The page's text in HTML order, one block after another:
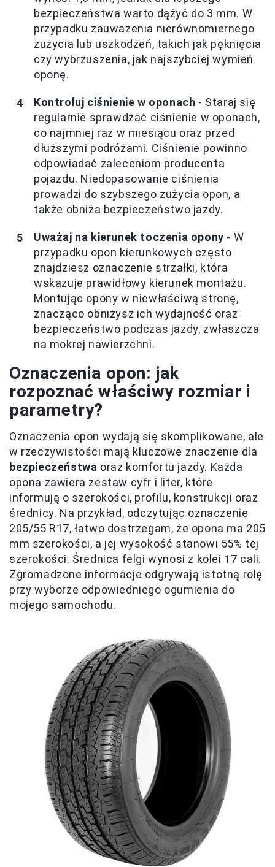
bezpieczeństwa warto dążyć do 3 mm. W
przypadku zauważenia nierównomiernego
zużycia lub uszkodzeń, takich jak pęknięcia
czy wybrzuszenia, jak najszybciej wymień
oponę.
Kontroluj ciśnienie w oponach - Staraj się
regularnie sprawdzać ciśnienie w oponach,
co najmniej raz w miesiącu oraz przed
dłuższymi podróżami. Ciśnienie powinno
odpowiadać zaleceniom producenta
pojazdu. Niedopasowanie ciśnienia
prowadzi do szybszego zużycia opon, a
także obniża bezpieczeństwo jazdy.
Uważaj na kierunek toczenia opony - W
przypadku opon kierunkowych często
znajdziesz oznaczenie strzałki, która
wskazuje prawidłowy kierunek montażu.
Montując opony w niewłaściwą stronę,
znacząco obniżysz ich wydajność oraz
bezpieczeństwo podczas jazdy, zwłaszcza
na mokrej nawierzchni.
Oznaczenia opon: jak
rozpoznać właściwy rozmiar i
parametry?
Oznaczenia opon wydają się skomplikowane, ale
w rzeczywistości mają kluczowe znaczenie dla
bezpieczeństwa oraz komfortu jazdy. Każda
opona zawiera zestaw cyfr i liter, które
informują o szerokości, profilu, konstrukcji oraz
średnicy. Na przykład, odczytując oznaczenie
205/55 R17, łatwo dostrzegam, że opona ma 205
mm szerokości, a jej wysokość stanowi 55% tej
szerokości. Średnica felgi wynosi z kolei 17 cali.
Zgromadzone informacje odgrywają istotną rolę
przy wyborze odpowiedniego ogumienia do
mojego samochodu.